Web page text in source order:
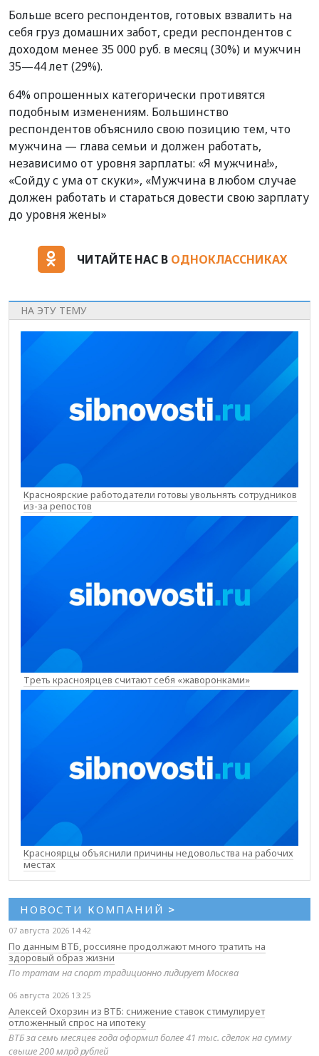
Больше всего респондентов, готовых взвалить на
себя груз домашних забот, среди респондентов с
доходом менее 35 000 руб. в месяц (30%) и мужчин
35—44 лет (29%).
64% опрошенных категорически противятся
подобным изменениям. Большинство
респондентов объяснило свою позицию тем, что
мужчина — глава семьи и должен работать,
независимо от уровня зарплаты: «Я мужчина!»,
«Сойду с ума от скуки», «Мужчина в любом случае
должен работать и стараться довести свою зарплату
до уровня жены»
ЧИТАЙТЕ НАС В ОДНОКЛАССНИКАХ
НА ЭТУ ТЕМУ
Красноярские работодатели готовы увольнять сотрудников
из-за репостов
Треть красноярцев считают себя «жаворонками»
Красноярцы объяснили причины недовольства на рабочих
местах
НОВОСТИ КОМПАНИЙ >
07 августа 2026 14:42
По данным ВТБ, россияне продолжают много тратить на
здоровый образ жизни
По тратам на спорт традиционно лидирует Москва
06 августа 2026 13:25
Алексей Охорзин из ВТБ: снижение ставок стимулирует
отложенный спрос на ипотеку
ВТБ за семь месяцев года оформил более 41 тыс. сделок на сумму
свыше 200 млрд рублей